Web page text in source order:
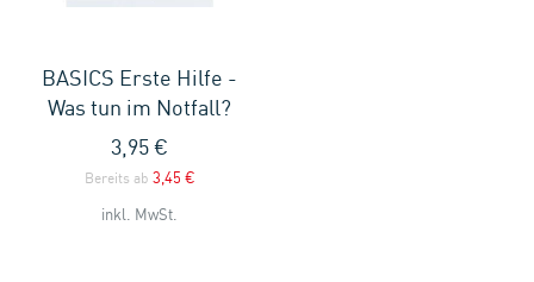
BASICS Erste Hilfe -
Was tun im Notfall?
3,95 €
Bereits ab 3,45 €
inkl. MwSt.